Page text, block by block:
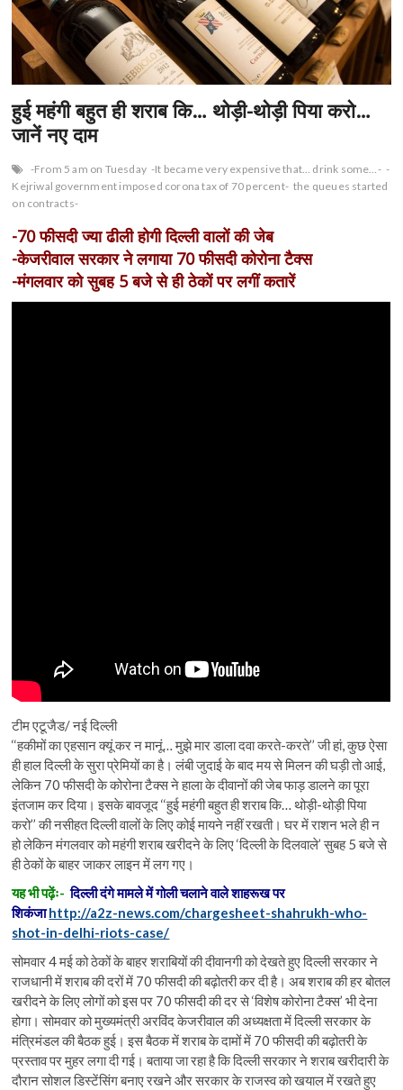
हुई महंगी बहुत ही शराब कि… थोड़ी-थोड़ी पिया करो…
जानें नए दाम
-From 5 am on Tuesday -It became very expensive that… drink some…- -
Kejriwal government imposed corona tax of 70 percent- the queues started
on contracts-
-70 फीसदी ज्या ढीली होगी दिल्ली वालों की जेब
-केजरीवाल सरकार ने लगाया 70 फीसदी कोरोना टैक्स
-मंगलवार को सुबह 5 बजे से ही ठेकों पर लगीं कतारें
टीम एटूजैड/ नई दिल्ली
‘‘हकीमों का एहसान क्यूं कर न मानूं… मुझे मार डाला दवा करते-करते’’ जी हां, कुछ ऐसा
ही हाल दिल्ली के सुरा प्रेमियों का है। लंबी जुदाई के बाद मय से मिलन की घड़ी तो आई,
लेकिन 70 फीसदी के कोरोना टैक्स ने हाला के दीवानों की जेब फाड़ डालने का पूरा
इंतजाम कर दिया। इसके बावजूद ‘‘हुई महंगी बहुत ही शराब कि… थोड़ी-थोड़ी पिया
करो’’ की नसीहत दिल्ली वालों के लिए कोई मायने नहीं रखती। घर में राशन भले ही न
हो लेकिन मंगलवार को महंगी शराब खरीदने के लिए ‘दिल्ली के दिलवाले’ सुबह 5 बजे से
ही ठेकों के बाहर जाकर लाइन में लग गए।
यह भी पढ़ेंः- दिल्ली दंगे मामले में गोली चलाने वाले शाहरूख पर
शिकंजाhttp://a2z-news.com/chargesheet-shahrukh-who-
shot-in-delhi-riots-case/
सोमवार 4 मई को ठेकों के बाहर शराबियों की दीवानगी को देखते हुए दिल्ली सरकार ने
राजधानी में शराब की दरों में 70 फीसदी की बढ़ोतरी कर दी है। अब शराब की हर बोतल
खरीदने के लिए लोगों को इस पर 70 फीसदी की दर से ‘विशेष कोरोना टैक्स’ भी देना
होगा। सोमवार को मुख्यमंत्री अरविंद केजरीवाल की अध्यक्षता में दिल्ली सरकार के
मंत्रिमंडल की बैठक हुई। इस बैठक में शराब के दामों में 70 फीसदी की बढ़ोतरी के
प्रस्ताव पर मुहर लगा दी गई। बताया जा रहा है कि दिल्ली सरकार ने शराब खरीदारी के
दौरान सोशल डिस्टेंसिंग बनाए रखने और सरकार के राजस्व को खयाल में रखते हुए